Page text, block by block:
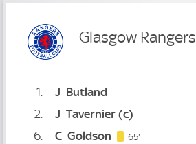
Glasgow Rangers
1 J Butland
2
J Tavernier(c)
6
C Goldson 65'